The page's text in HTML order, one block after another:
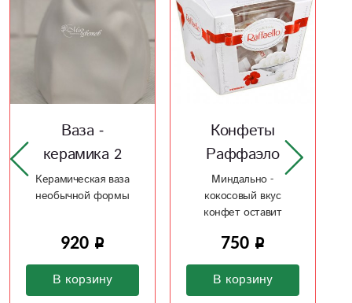
Конфеты
Раффаэло
Миндально -
кокосовый вкус
750
В корзину
Ваза Wood 2
Сочетание стекла и
дерева, отличное
решение
1 850
Купить в один